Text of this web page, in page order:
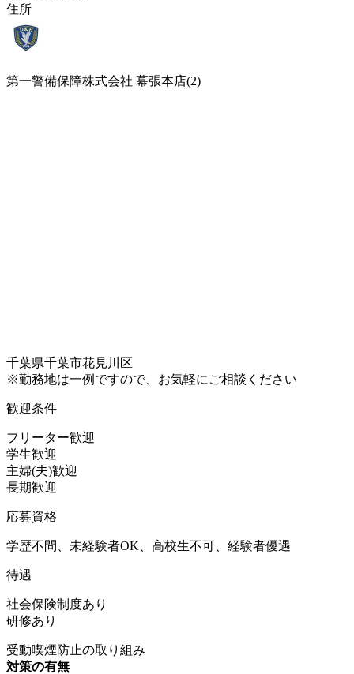
住所
第一警備保障株式会社 幕張本店(2)
千葉県千葉市花見川区
※勤務地は一例ですので、お気軽にご相談ください
歓迎条件
フリーター歓迎
学生歓迎
主婦(夫)歓迎
長期歓迎
応募資格
学歴不問、未経験者OK、高校生不可、経験者優遇
待遇
社会保険制度あり
研修あり
受動喫煙防止の取り組み
対策の有無